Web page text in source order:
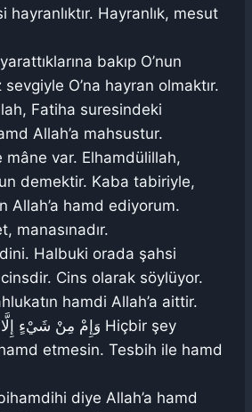
Hayranlık, mesut
bakıp O’nun
O’na hayran olmaktır.
Fatiha suresindeki
Allah’a mahsustur.
var. Elhamdülillah,
demektir. Kaba tabiriyle,
Allah’a hamd ediyorum.
manasınadır.
Halbuki orada şahsi
Cins olarak söylüyor.
hamdi Allah’a aittir.
etmesin. Tesbih ile hamd
diye Allah’a hamd